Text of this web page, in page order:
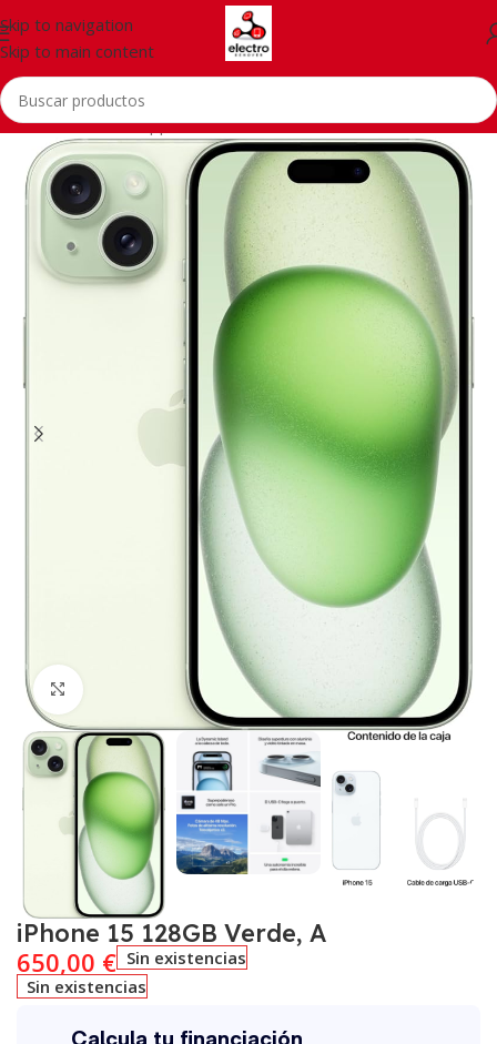
Skip to navigation
Skip to main content
Inicio/Telefonía/Apple iPhone
Click to enlarge
iPhone 15 128GB Verde, A
650,00 € Sin existencias
Sin existencias